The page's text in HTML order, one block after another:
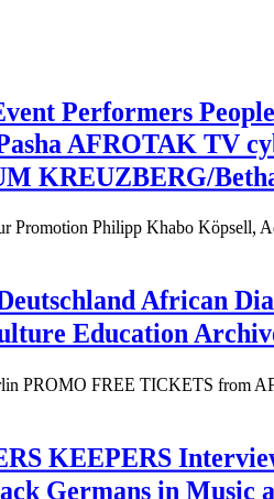
Performers
AFROTAK TV
KREUZBERG/
Philipp Khabo Köpsell,
African
Education
PROMO FREE TICKETS from
KEEPERS
Germans in Music